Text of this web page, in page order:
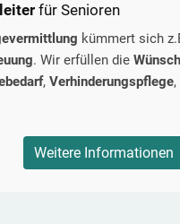
für Senioren
kümmert sich
. Wir erfüllen die
, Verhinderungspflege,
Weitere Informationen